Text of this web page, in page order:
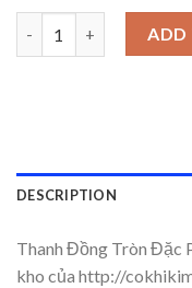
Thanh Đồng Tròn Đặc
ADD
DESCRIPTION
Thanh Đồng Tròn Đặc
kho của http://